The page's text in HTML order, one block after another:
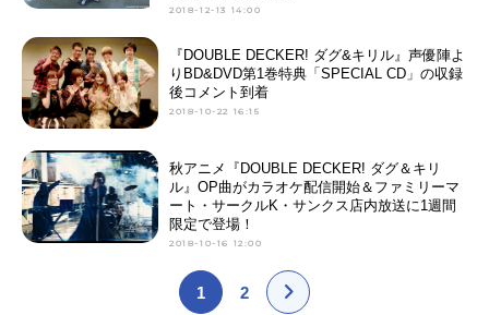
2018-12-13 14:00
『DOUBLE DECKER! ダグ&キリル』声優陣よ
りBD&DVD第1巻特典「SPECIAL CD」の収録
後コメント到着
2018-10-22 16:15
秋アニメ『DOUBLE DECKER! ダグ＆キリ
ル』OP曲がカラオケ配信開始＆ファミリーマ
ート・サークルK・サンクス店内放送に1週間
限定で登場！
2018-10-16 12:00
1 2